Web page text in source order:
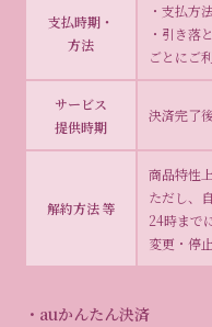
支払時期・
方法
・支払方
・引き落
ごとにご
サービス
提供時期
決済完了
解約方法 等
商品特性
ただし、
24時まで
変更・停
・auかんたん決済